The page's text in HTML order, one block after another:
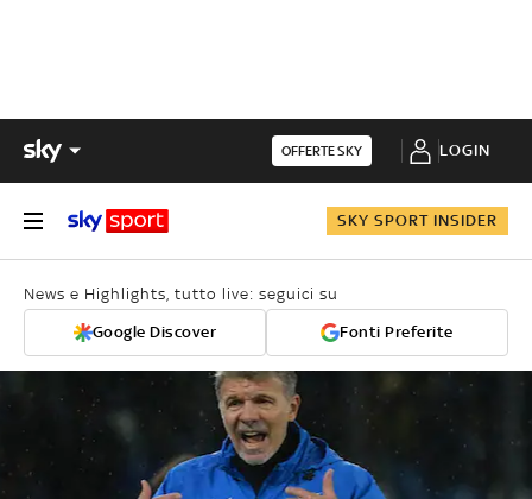
OFFERTE SKY LOGIN
SKY SPORT INSIDER
News e Highlights, tutto live: seguici su
Google Discover Fonti Preferite